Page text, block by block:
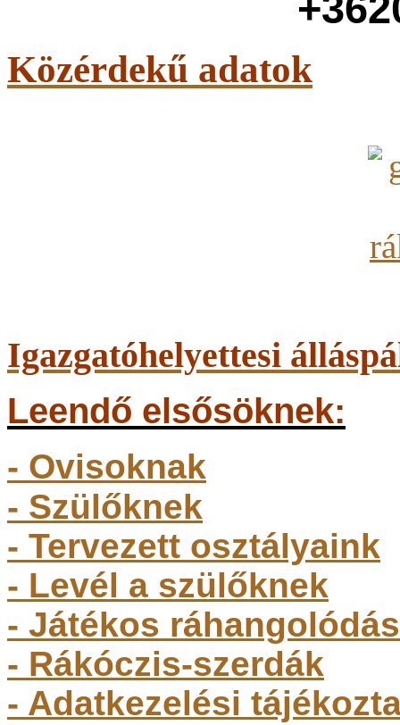
Közérdekű adatok
Igazgatóhelyettesi
Leendő elsősöknek:
- Ovisoknak
- Szülőknek
- Tervezett osztályaink
- Levél a szülőknek
- Játékos ráhangolódás
- Rákóczis-szerdák
- Adatkezelési